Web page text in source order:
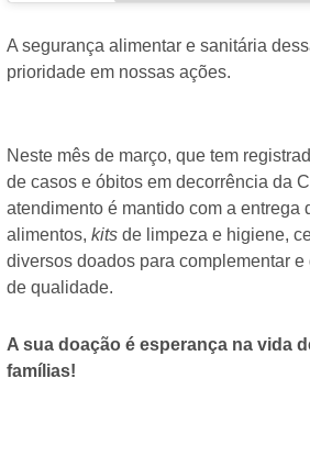
A segurança alimentar e sanitária
prioridade em nossas ações.
Neste mês de março, que tem
de casos e óbitos em decorrência da
atendimento é mantido com a entrega
alimentos, kits de limpeza e higiene,
diversos doados para complementar
de qualidade.
A sua doação é esperança na vida
famílias!